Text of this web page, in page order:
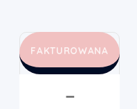
FAKTUROWANA
➖